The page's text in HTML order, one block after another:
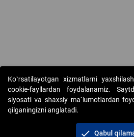
Copyright © 2017-2026. "Elektron
AJ. Barcha huquqlar himoyalangan
Ko`rsatilayotgan xizmatlarni
cookie-fayllardan foydalanamiz.
siyosati va shaxsiy ma`lumotlardan
qilganingizni anglatadi.
check Qabul